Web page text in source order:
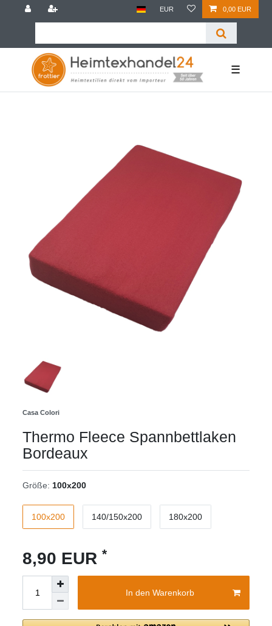
EUR 0,00 EUR
☰
Casa Colori
Thermo Fleece Spannbettlaken
Bordeaux
Größe: 100x200
100x200 140/150x200 180x200
8,90 EUR*
In den Warenkorb